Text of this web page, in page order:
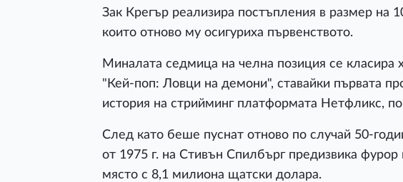
Зак Крегър реализира постъпления в размер на
които отново му осигуриха първенството.
Миналата седмица на челна позиция се класира
"Кей-поп: Ловци на демони", ставайки първата
история на стрийминг платформата Нетфликс,
След като беше пуснат отново по случай 50-
от 1975 г. на Стивън Спилбърг предизвика фурор
място с 8,1 милиона щатски долара.